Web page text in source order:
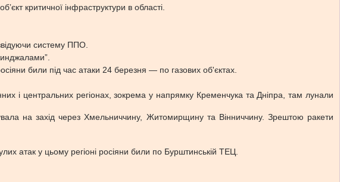
критичної інфраструктури в області.
систему ППО.
били під час атаки 24 березня — по газових об'єктах.
і центральних регіонах, зокрема у напрямку Кременчука та Дніпра, там лунали
на захід через Хмельниччину, Житомирщину та Вінниччину. Зрештою ракети
атак у цьому регіоні росіяни били по Бурштинській ТЕЦ.